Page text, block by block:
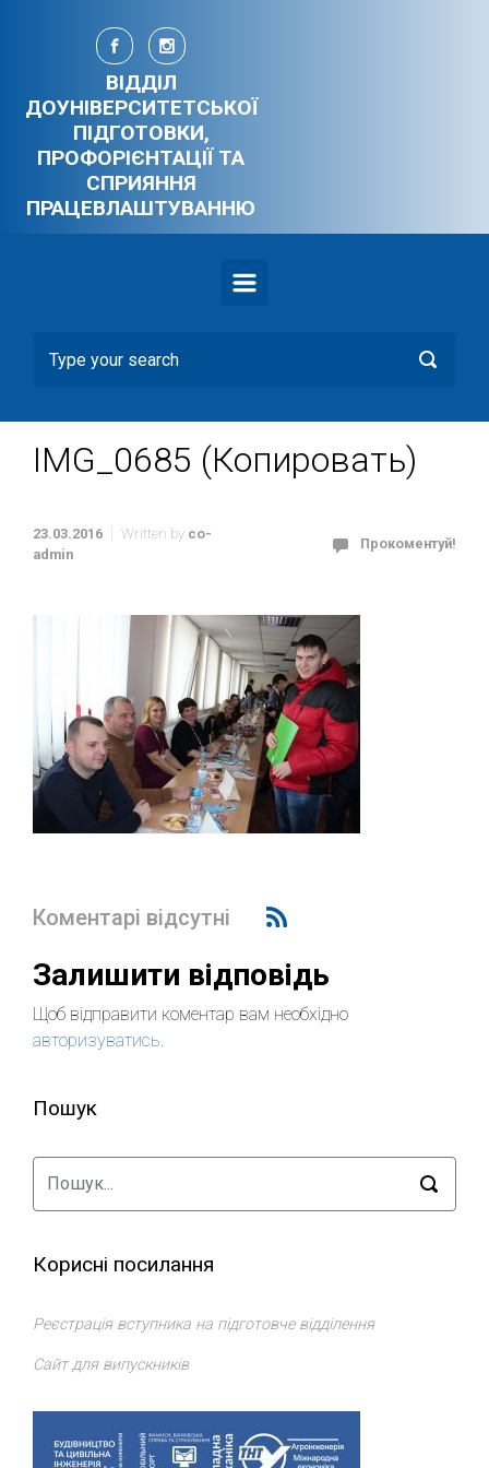
Skip to main content
ВІДДІЛ
ДОУНІВЕРСИТЕТСЬКОЇ
ПІДГОТОВКИ,
ПРОФОРІЄНТАЦІЇ ТА
СПРИЯННЯ
ПРАЦЕВЛАШТУВАННЮ
IMG_0685 (Копировать)
23.03.2016 Written by co-
admin
Прокоментуй!
Коментарі відсутні
Залишити відповідь
Щоб відправити коментар вам необхідно
авторизуватись.
Пошук
Корисні посилання
Реєстрація вступника на підготовче відділення
Сайт для випускників